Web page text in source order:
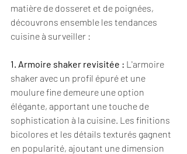
matière de dosseret et de poignées,
découvrons ensemble les tendances
cuisine à surveiller :
1. Armoire shaker revisitée : L'armoire
shaker avec un profil épuré et une
moulure fine demeure une option
élégante, apportant une touche de
sophistication à la cuisine. Les finitions
bicolores et les détails texturés gagnent
en popularité, ajoutant une dimension